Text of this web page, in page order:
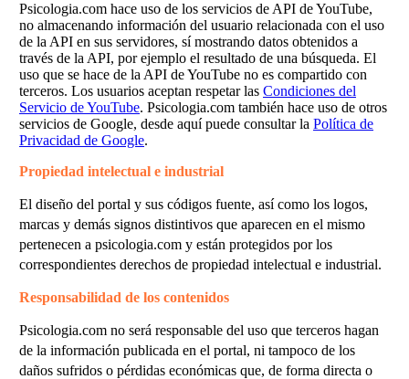
Psicologia.com hace uso de los servicios de API de YouTube,
no almacenando información del usuario relacionada con el uso
de la API en sus servidores, sí mostrando datos obtenidos a
través de la API, por ejemplo el resultado de una búsqueda. El
uso que se hace de la API de YouTube no es compartido con
terceros. Los usuarios aceptan respetar las Condiciones del
Servicio de YouTube. Psicologia.com también hace uso de otros
servicios de Google, desde aquí puede consultar la Política de
Privacidad de Google.
Propiedad intelectual e industrial
El diseño del portal y sus códigos fuente, así como los logos,
marcas y demás signos distintivos que aparecen en el mismo
pertenecen a psicologia.com y están protegidos por los
correspondientes derechos de propiedad intelectual e industrial.
Responsabilidad de los contenidos
Psicologia.com no será responsable del uso que terceros hagan
de la información publicada en el portal, ni tampoco de los
daños sufridos o pérdidas económicas que, de forma directa o